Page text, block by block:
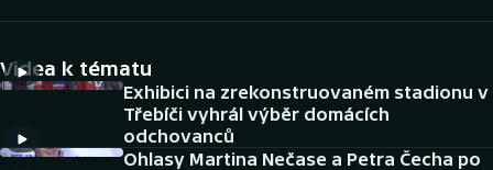
Cyklistika
DALŠÍ SPORTY
Videa k tématu
Exhibici na zrekonstruovaném stadionu v
Třebíči vyhrál výběr domácích
odchovanců
Ohlasy Martina Nečase a Petra Čecha po